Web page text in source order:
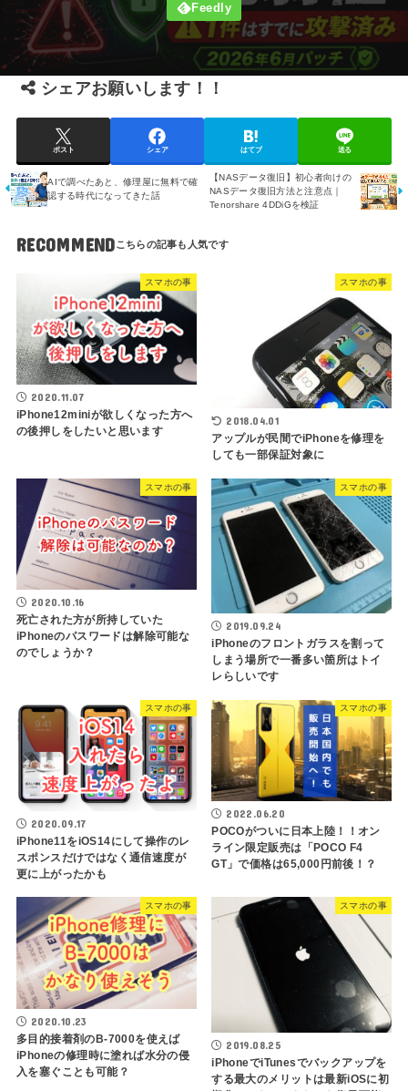
シェアお願いします！！
ポスト シェア はてブ 送る
【NASデータ復旧】初心者向けの
NASデータ復旧方法と注意点｜
Tenorshare 4DDiGを検証
AIで調べたあと、修理屋に無料で確
認する時代になってきた話
RECOMMEND
スマホの事
2020.11.07
iPhone12miniが欲しくなった方へ
の後押しをしたいと思います
スマホの事
2018.04.01
アップルが民間でiPhoneを修理を
しても一部保証対象に
スマホの事
2020.10.16
死亡された方が所持していた
iPhoneのパスワードは解除可能な
のでしょうか？
スマホの事
2019.09.24
iPhoneのフロントガラスを割って
しまう場所で一番多い箇所はトイ
レらしいです
スマホの事
2020.09.17
iPhone11をiOS14にして操作のレ
スポンスだけではなく通信速度が
更に上がったかも
スマホの事
2022.06.20
POCOがついに日本上陸！！オン
ライン限定販売は「POCO F4
GT」で価格は65,000円前後！？
スマホの事
2020.10.23
多目的接着剤のB-7000を使えば
iPhoneの修理時に塗れば水分の侵
入を塞ぐことも可能？
スマホの事
2019.08.25
iPhoneでiTunesでバックアップを
する最大のメリットは最新iOSに初